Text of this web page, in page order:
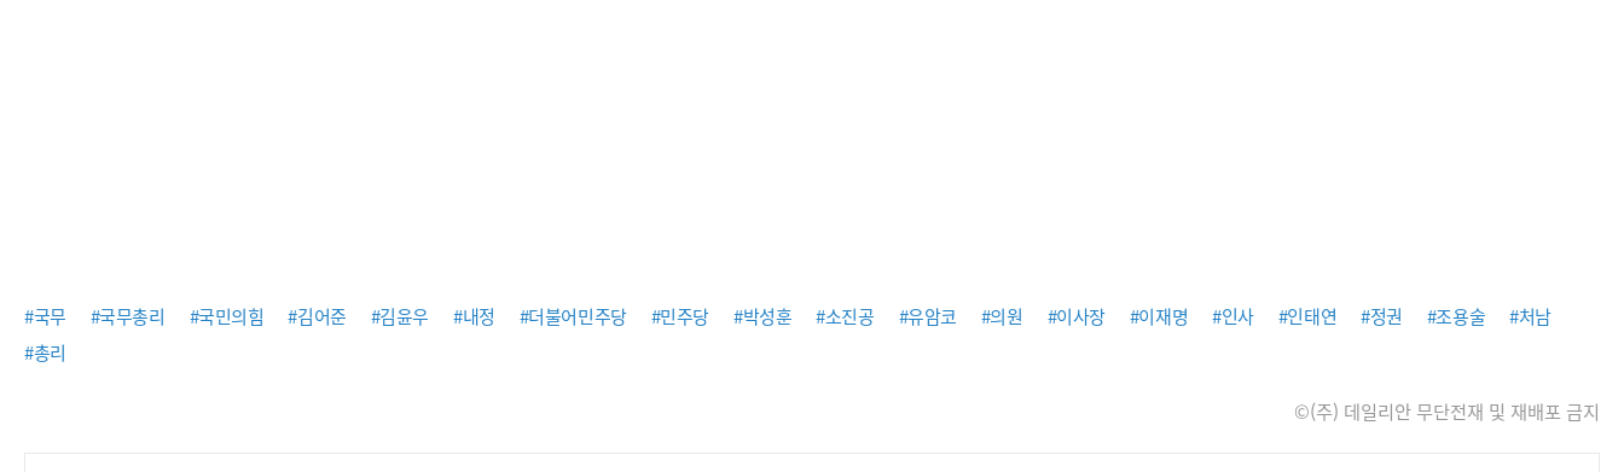
#국무 #국무총리 #국민의힘 #김어준 #김윤우 #내정 #더불어민주당 #민주당 #박성훈 #소진공 #유암코 #의원 #이사장 #이재명 #인사 #인태연 #정권 #조용술
#처남
#총리
©(주) 데일리안 무단전재 및 재배포 금지